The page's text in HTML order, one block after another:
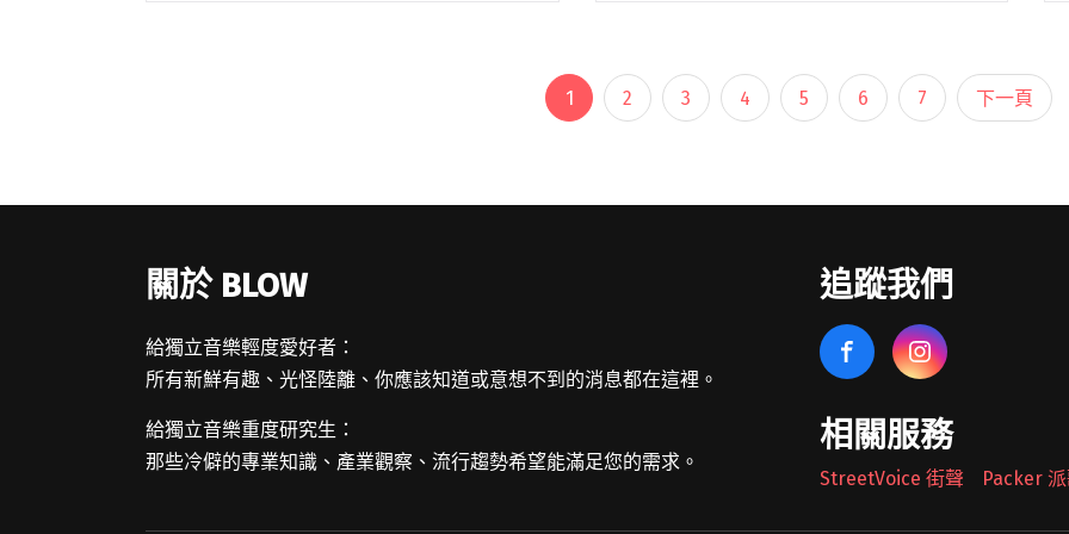
宣布2025年發行首張專輯！一次兩張、兩
個版本顏社獨家限量預購中"
1 2 3 4 5 6 7 下一頁
關於 BLOW
給獨立音樂輕度愛好者：
所有新鮮有趣、光怪陸離、你應該知道或意想不到的消息都在這裡。
給獨立音樂重度研究生：
那些冷僻的專業知識、產業觀察、流行趨勢希望能滿足您的需求。
追蹤我們
相關服務
StreetVoice 街聲 Packer